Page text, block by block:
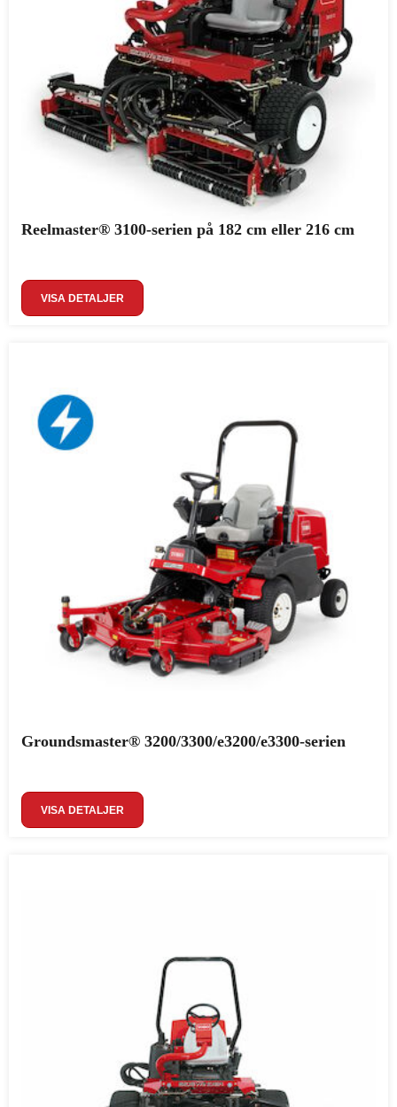
Reelmaster® 3100-serien på 182 cm eller 216 cm
VISA DETALJER
Groundsmaster® 3200/3300/e3200/e3300-serien
VISA DETALJER